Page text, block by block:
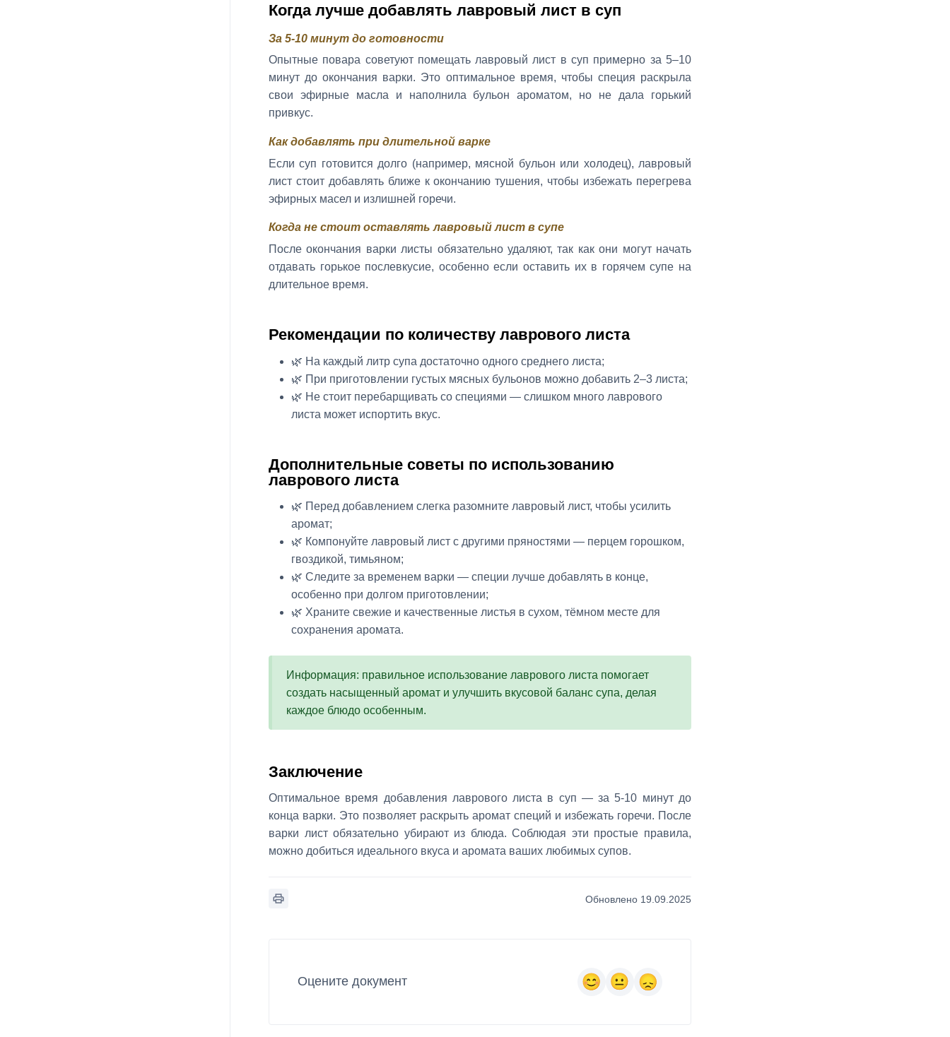
Когда лучше добавлять лавровый лист в суп
За 5-10 минут до готовности
Опытные повара советуют помещать лавровый лист в суп примерно за 5–10
минут до окончания варки. Это оптимальное время, чтобы специя раскрыла
свои эфирные масла и наполнила бульон ароматом, но не дала горький
привкус.
Как добавлять при длительной варке
Если суп готовится долго (например, мясной бульон или холодец), лавровый
лист стоит добавлять ближе к окончанию тушения, чтобы избежать перегрева
эфирных масел и излишней горечи.
Когда не стоит оставлять лавровый лист в супе
После окончания варки листы обязательно удаляют, так как они могут начать
отдавать горькое послевкусие, особенно если оставить их в горячем супе на
длительное время.
Рекомендации по количеству лаврового листа
🌿 На каждый литр супа достаточно одного среднего листа;
🌿 При приготовлении густых мясных бульонов можно добавить 2–3 листа;
🌿 Не стоит перебарщивать со специями — слишком много лаврового
листа может испортить вкус.
Дополнительные советы по использованию
лаврового листа
🌿 Перед добавлением слегка разомните лавровый лист, чтобы усилить
аромат;
🌿 Компонуйте лавровый лист с другими пряностями — перцем горошком,
гвоздикой, тимьяном;
🌿 Следите за временем варки — специи лучше добавлять в конце,
особенно при долгом приготовлении;
🌿 Храните свежие и качественные листья в сухом, тёмном месте для
сохранения аромата.
Информация: правильное использование лаврового листа помогает
создать насыщенный аромат и улучшить вкусовой баланс супа, делая
каждое блюдо особенным.
Заключение
Оптимальное время добавления лаврового листа в суп — за 5-10 минут до
конца варки. Это позволяет раскрыть аромат специй и избежать горечи. После
варки лист обязательно убирают из блюда. Соблюдая эти простые правила,
можно добиться идеального вкуса и аромата ваших любимых супов.
Обновлено 19.09.2025
Оцените документ